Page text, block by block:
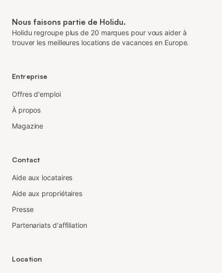
Nous faisons partie de Holidu.
Holidu regroupe plus de 20 marques pour vous aider à
trouver les meilleures locations de vacances en Europe.
Entreprise
Offres d'emploi
À propos
Magazine
Contact
Aide aux locataires
Aide aux propriétaires
Presse
Partenariats d'affiliation
Location